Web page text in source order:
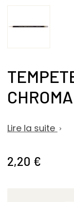
Lire la suite 
2,20 €